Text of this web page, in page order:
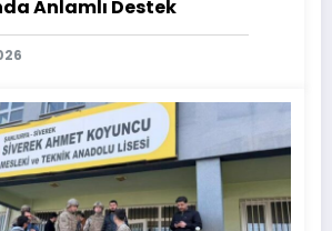
Anlamlı Destek